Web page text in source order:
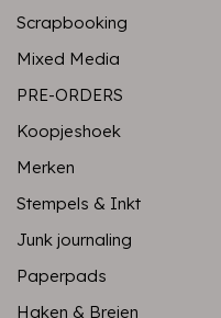
Scrapbooking
Mixed Media
PRE-ORDERS
Koopjeshoek
Merken
Stempels & Inkt
Junk journaling
Paperpads
Haken & Breien